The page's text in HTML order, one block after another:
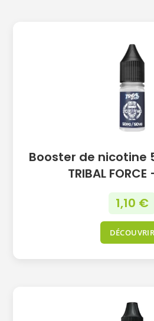
Booster de nicotine
TRIBAL
1,10 €
DÉCOUVRIR